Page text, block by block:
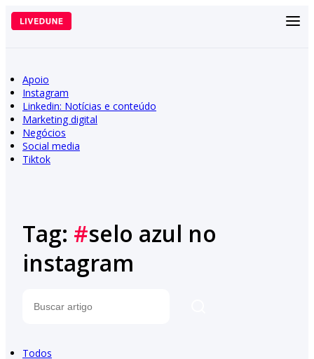
Pular
para
Apoio
Instagram
Linkedin: Notícias e conteúdo
Marketing digital
Negócios
Social media
Tiktok
Tag: #selo azul no
instagram
Todos